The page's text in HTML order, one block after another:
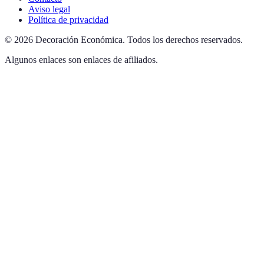
Aviso legal
Política de privacidad
© 2026 Decoración Económica. Todos los derechos reservados.
Algunos enlaces son enlaces de afiliados.